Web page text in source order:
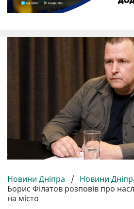
Новини Дніпра / Новини
Борис Філатов розповів про
на місто